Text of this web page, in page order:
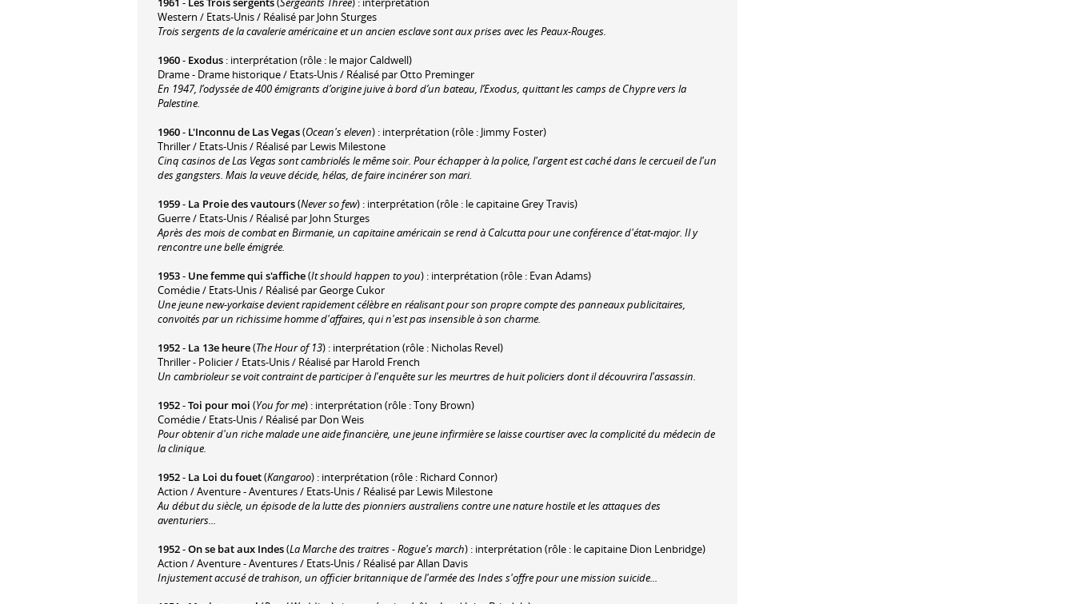
Western / Etats-Unis / Réalisé par John Sturges
Trois sergents de la cavalerie américaine et un ancien esclave sont aux prises avec les Peaux-Rouges.
1960- Exodus : interprétation (rôle : le major Caldwell)
Drame - Drame historique / Etats-Unis / Réalisé par Otto Preminger
En 1947, l’odyssée de 400 émigrants d’origine juive à bord d’un bateau, l’Exodus, quittant les camps de Chypre vers la
Palestine.
1960- L'Inconnu de Las Vegas(Ocean's eleven) : interprétation (rôle : Jimmy Foster)
Thriller / Etats-Unis / Réalisé par Lewis Milestone
Cinq casinos de Las Vegas sont cambriolés le même soir. Pour échapper à la police, l'argent est caché dans le cercueil de l'un
des gangsters. Mais la veuve décide, hélas, de faire incinérer son mari.
1959- La Proie des vautours(Never so few) : interprétation (rôle : le capitaine Grey Travis)
Guerre / Etats-Unis / Réalisé par John Sturges
Après des mois de combat en Birmanie, un capitaine américain se rend à Calcutta pour une conférence d'état-major. Il y
rencontre une belle émigrée.
1953- Une femme qui s'affiche(It should happen to you) : interprétation (rôle : Evan Adams)
Comédie / Etats-Unis / Réalisé par George Cukor
Une jeune new-yorkaise devient rapidement célèbre en réalisant pour son propre compte des panneaux publicitaires,
convoités par un richissime homme d'affaires, qui n'est pas insensible à son charme.
1952- La 13e heure(The Hour of 13) : interprétation (rôle : Nicholas Revel)
Thriller - Policier / Etats-Unis / Réalisé par Harold French
Un cambrioleur se voit contraint de participer à l'enquête sur les meurtres de huit policiers dont il découvrira l'assassin.
1952-Toi pour moi (You for me) : interprétation (rôle : Tony Brown)
Comédie / Etats-Unis / Réalisé par Don Weis
Pour obtenir d'un riche malade une aide financière, une jeune infirmière se laisse courtiser avec la complicité du médecin de
la clinique.
1952- La Loi du fouet(Kangaroo) : interprétation (rôle : Richard Connor)
Action / Aventure - Aventures / Etats-Unis / Réalisé par Lewis Milestone
Au début du siècle, un épisode de la lutte des pionniers australiens contre une nature hostile et les attaques des
aventuriers...
1952-On se bat aux Indes(La Marche des traitres - Rogue's march) : interprétation (rôle : le capitaine Dion Lenbridge)
Action / Aventure - Aventures / Etats-Unis / Réalisé par Allan Davis
Injustement accusé de trahison, un officier britannique de l'armée des Indes s'offre pour une mission suicide...